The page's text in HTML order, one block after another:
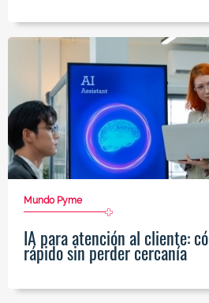
Mundo Pyme
IA para atención al cliente:
rápido sin perder cercanía